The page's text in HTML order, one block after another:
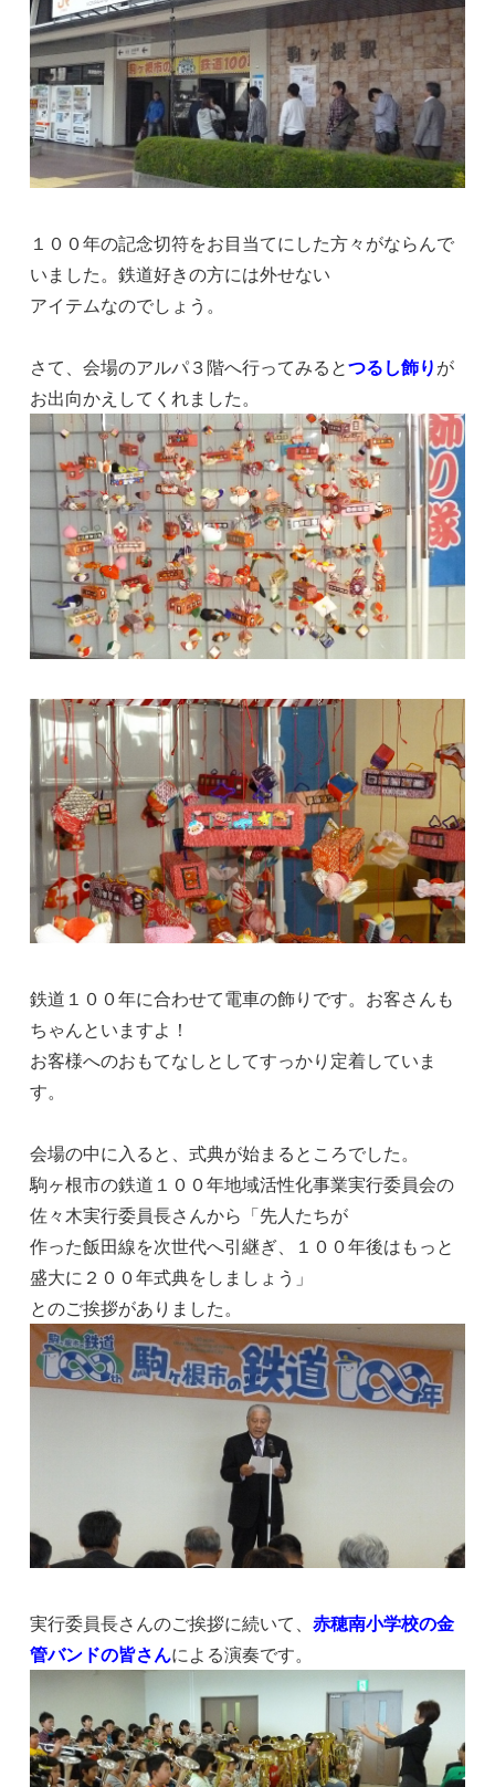
１００年の記念切符をお目当てにした方々がならんで
いました。鉄道好きの方には外せない
アイテムなのでしょう。
さて、会場のアルパ３階へ行ってみるとつるし飾り が
お出向かえしてくれました。
鉄道１００年に合わせて電車の飾りです。お客さんも
ちゃんといますよ！
お客様へのおもてなしとしてすっかり定着していま
す。
会場の中に入ると、式典が始まるところでした。
駒ヶ根市の鉄道１００年地域活性化事業実行委員会の
佐々木実行委員長さんから「先人たちが
作った飯田線を次世代へ引継ぎ、１００年後はもっと
盛大に２００年式典をしましょう」
とのご挨拶がありました。
実行委員長さんのご挨拶に続いて、赤穂南小学校の金
管バンドの皆さ んによる演奏です。